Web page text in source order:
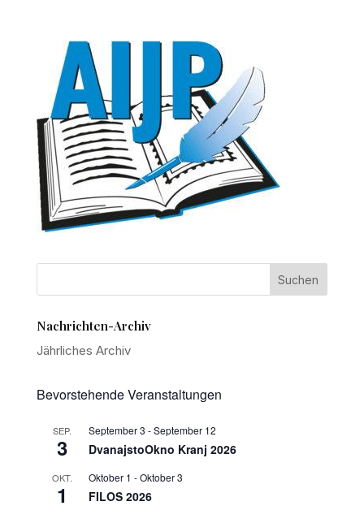
Nachrichten-Archiv
Jährliches Archiv
Bevorstehende Veranstaltungen
SEP.
3
September 3 -September 12
DvanajstoOkno Kranj 2026
OKT.
1
Oktober 1 -Oktober 3
FILOS 2026